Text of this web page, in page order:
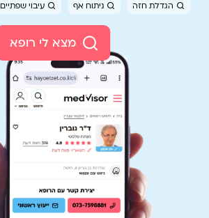
מצא לי רופא
הגדלת חזה ניתוח אף עיבוי שפתיים